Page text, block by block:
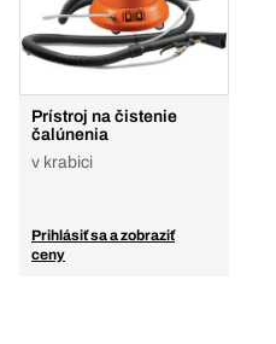
Prístroj na čistenie
čalúnenia
v krabici
Prihlásiť sa a zobraziť
ceny